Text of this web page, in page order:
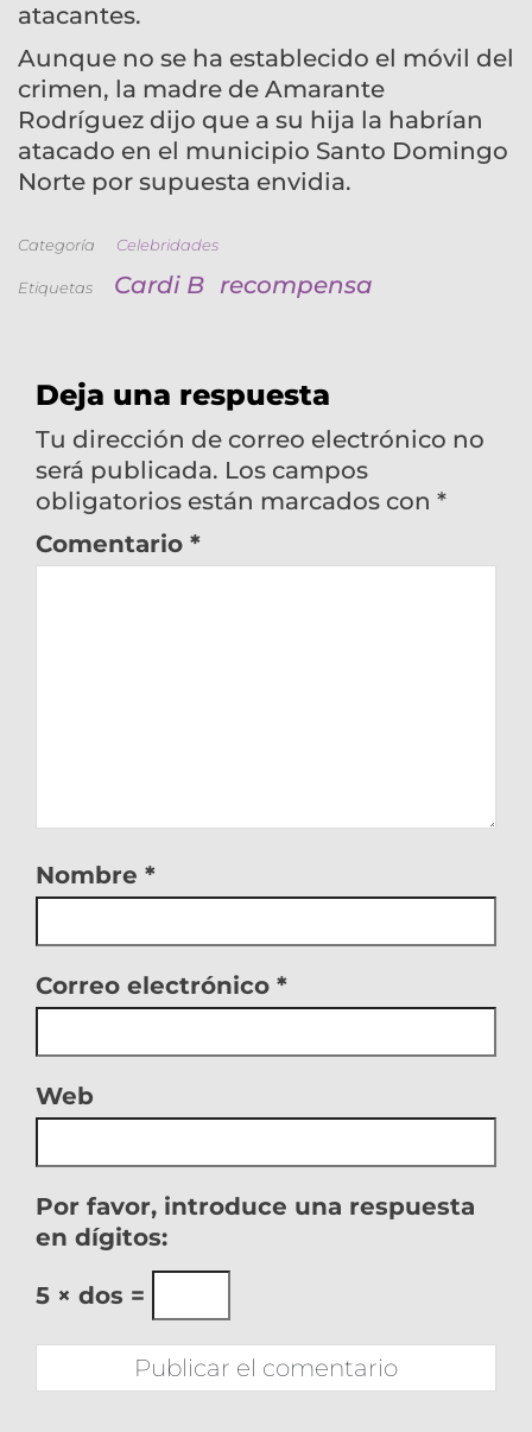
atacantes.
Aunque no se ha establecido el móvil del
crimen, la madre de Amarante
Rodríguez dijo que a su hija la habrían
atacado en el municipio Santo Domingo
Norte por supuesta envidia.
Categoría Celebridades
Etiquetas Cardi B recompensa
Deja una respuesta
Tu dirección de correo electrónico no
será publicada. Los campos
obligatorios están marcados con *
Comentario *
Nombre *
Correo electrónico *
Web
Por favor, introduce una respuesta
en dígitos:
5 × dos =